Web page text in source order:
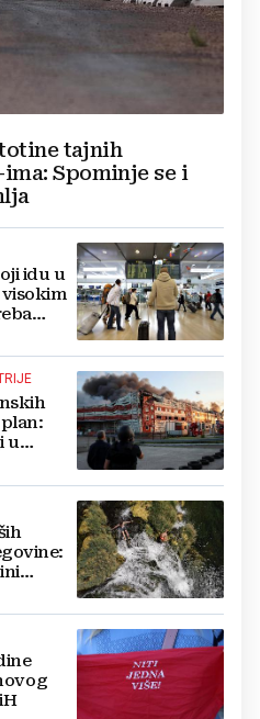
tajnih
Spominje se i
idu u
u